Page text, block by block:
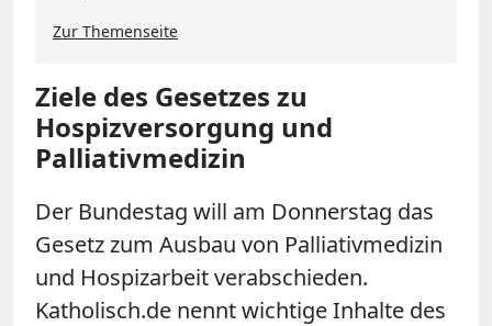
Zur Themenseite
Ziele des Gesetzes zu
Hospizversorgung und
Palliativmedizin
Der Bundestag will am Donnerstag das
Gesetz zum Ausbau von Palliativmedizin
und Hospizarbeit verabschieden.
Katholisch.de nennt wichtige Inhalte des